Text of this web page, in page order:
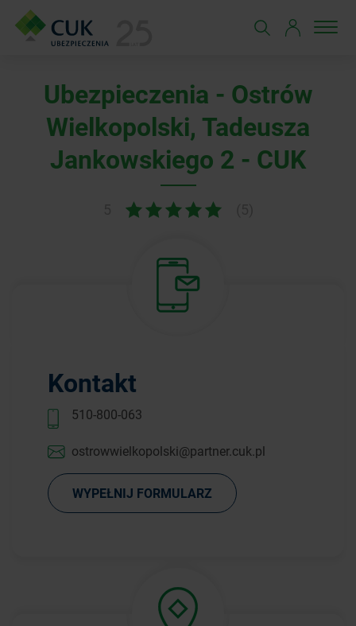
Ubezpieczenia - Ostrów
Wielkopolski, Tadeusza
Jankowskiego 2 - CUK
Kontakt
510-800-063
ostrowwielkopolski@partner.cuk.pl
WYPEŁNIJ FORMULARZ